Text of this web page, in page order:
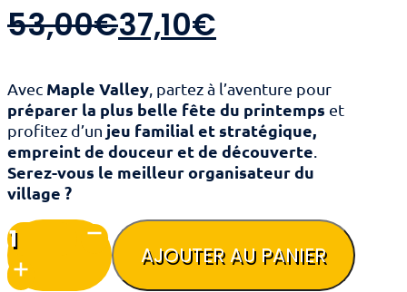
53,00€
Le
initial
était :
53,00€.
37,10€
Le
actuel
est :
37,10€.
Avec Maple Valley , partez à l’aventure pour
préparer la plus belle fête du printemps et
profitez d’un jeu familial et stratégique,
empreint de douceur et de découverte
Serez-vous le meilleur organisateur du
village ?
quantité
de
Maple
Valley
AJOUTER AU PANIER